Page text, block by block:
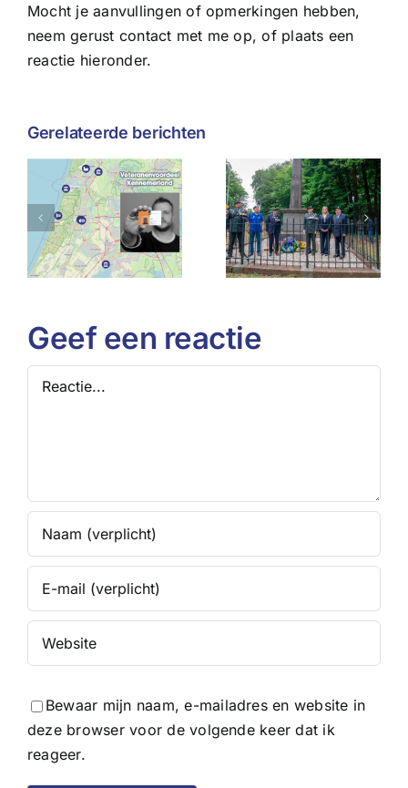
Mocht je aanvullingen of opmerkingen hebben,
neem gerust contact met me op, of plaats een
reactie hieronder.
Gerelateerde berichten
Herdenking
Slag bij het
Manpad
houdt
geschiedenis
afgelasting
van
ons
misschien
Geef een reactie
Reactie
Bewaar mijn naam, e-mailadres en website in
deze browser voor de volgende keer dat ik
reageer.